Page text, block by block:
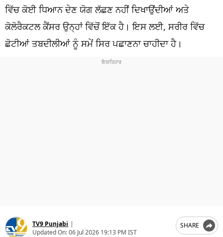
ਦੇਸ਼
ਲਾਈਫ ਸਟਾਈਲ
ਵਿੱਚ ਕੋਈ ਧਿਆਨ ਦੇਣ ਯੋਗ ਲੱਛਣ ਨਹੀਂ ਦਿਖਾਉਂਦੀਆਂ ਅਤੇ
ਕੋਲੋਰੈਕਟਲ ਕੈਂਸਰ ਉਨ੍ਹਾਂ ਵਿੱਚੋਂ ਇੱਕ ਹੈ। ਇਸ ਲਈ, ਸਰੀਰ ਵਿੱਚ
ਛੋਟੀਆਂ ਤਬਦੀਲੀਆਂ ਨੂੰ ਸਮੇਂ ਸਿਰ ਪਛਾਣਨਾ ਚਾਹੀਦਾ ਹੈ।
TV9 Punjabi |
Updated On:06 Jul 2026 19:13 PM IST
SHARE